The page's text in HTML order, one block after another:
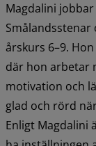
Magdalini
Smålandsstenar
årskurs 6–9.
där hon arbetar
motivation och
glad och rörd
Enligt Magdalini